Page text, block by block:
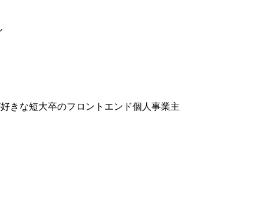
きな短大卒のフロントエンド個人事業主